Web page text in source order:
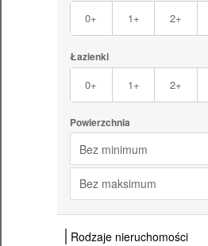
0+ 1+ 2+
Łazienki
0+ 1+ 2+
Powierzchnia
Bez minimum
Bez maksimum
Rodzaje nieruchomości